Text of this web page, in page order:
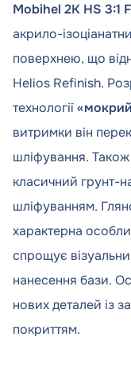
Mobihel 2K HS 3:1
акрило-
поверхнею, що
Helios Refinish.
технології
витримки він
шліфування.
класичний грунт-
шліфуванням.
характерна
спрощує
нанесення бази.
нових деталей із
покриттям.